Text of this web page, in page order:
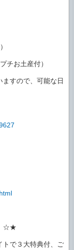
お土産付）
すので、可能な日
☆★
トで３大特典付、ご